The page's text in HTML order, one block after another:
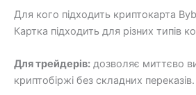
Для кого підходить криптокарта
Картка підходить для різних типів
Для трейдерів: дозволяє миттєво
криптобіржі без складних переказів.